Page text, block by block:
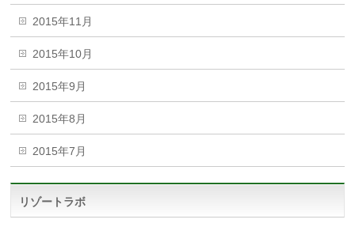
2015年11月
2015年10月
2015年9月
2015年8月
2015年7月
リゾートラボ